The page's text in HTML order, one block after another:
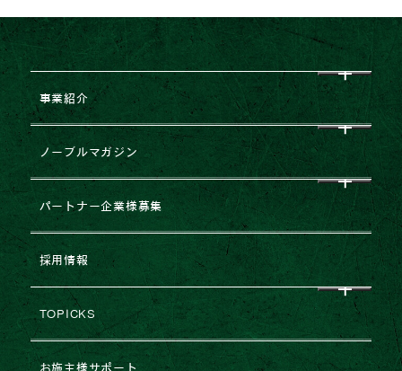
事業紹介
CEO挨拶
企業理念
会社概要
グループ企業一覧
沿革・変遷
ノーブルマガジン
すべて
NEWS
レポート
パートナー企業様募集
企業提携・M&Aのご相談
建築協力業者様募集
不動産売却
採用情報
TOPICKS
2026年
お施主様サポート